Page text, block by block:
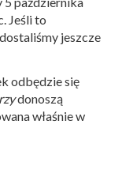
Jeśli to
jeszcze
odbędzie się
donoszą
właśnie w